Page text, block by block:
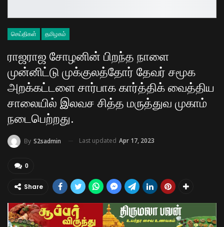
செய்திகள் தமிழகம்
ராஜராஜ சோழனின் பிறந்த நாளை
முன்னிட்டு முக்குலத்தோர் தேவர் சமூக
அறக்கட்டளை சார்பாக கார்த்திக் வைத்திய
சாலையில் இலவச சித்த மருத்துவ முகாம்
நடைபெற்றது.
By S2sadmin Last updated Apr 17, 2023
0
Share